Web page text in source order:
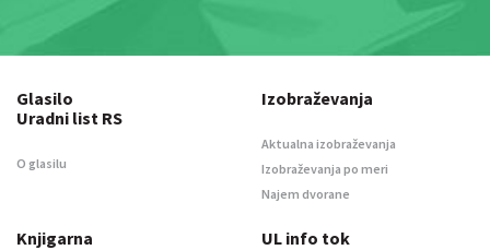
Glasilo
Uradni list RS
O glasilu
Izobraževanja
Aktualna izobraževanja
Izobraževanja po meri
Najem dvorane
Knjigarna UL info tok